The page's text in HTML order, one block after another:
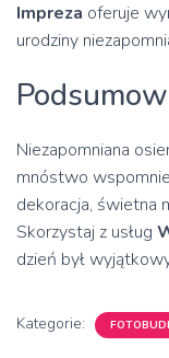
Impreza oferuje
urodziny
Niezapomniana
mnóstwo
dekoracja, świetna
Skorzystaj z usług
dzień był
Kategorie: